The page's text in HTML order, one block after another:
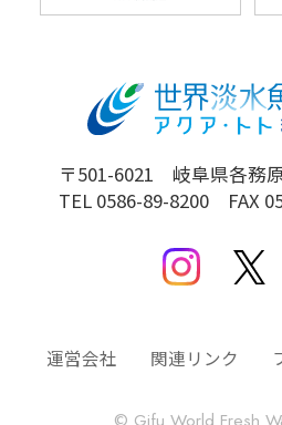
〒501-6021 岐阜県各務
TEL 0586-89-8200 FAX
運営会社 関連リンク
© Gifu World Fresh